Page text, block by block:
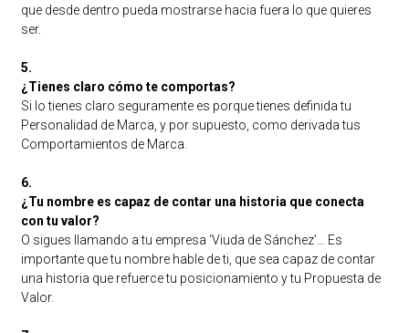
que desde dentro pueda mostrarse hacia fuera lo que quieres
ser.
5.
¿Tienes claro cómo te comportas?
Si lo tienes claro seguramente es porque tienes definida tu
Personalidad de Marca, y por supuesto, como derivada tus
Comportamientos de Marca.
6.
¿Tu nombre es capaz de contar una historia que conecta
con tu valor?
O sigues llamando a tu empresa ‘Viuda de Sánchez’… Es
importante que tu nombre hable de ti, que sea capaz de contar
una historia que refuerce tu posicionamiento y tu Propuesta de
Valor.